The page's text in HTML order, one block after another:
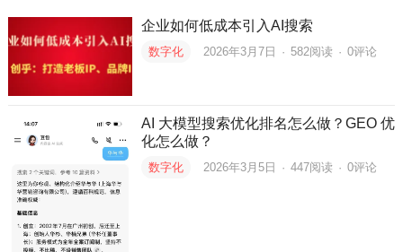
企业如何低成本引入AI搜索
数字化 2026年3月7日 · 582阅读 · 0评论
AI 大模型搜索优化排名怎么做？GEO 优
化怎么做？
数字化 2026年3月5日 · 447阅读 · 0评论